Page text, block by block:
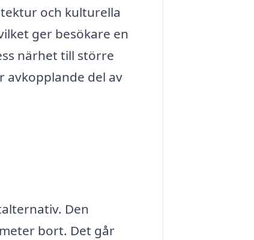
och kulturella
ger besökare en
närhet till större
avkopplande del av
Den
bort. Det går